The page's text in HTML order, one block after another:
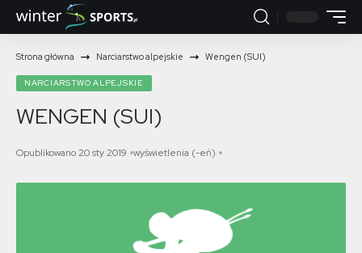
Strona główna Narciarstwo alpejskie Wengen (SUI)
NARCIARSTWO ALPEJSKIE
WENGEN (SUI)
Opublikowano 20 sty 2019 wyświetlenia (-eń)